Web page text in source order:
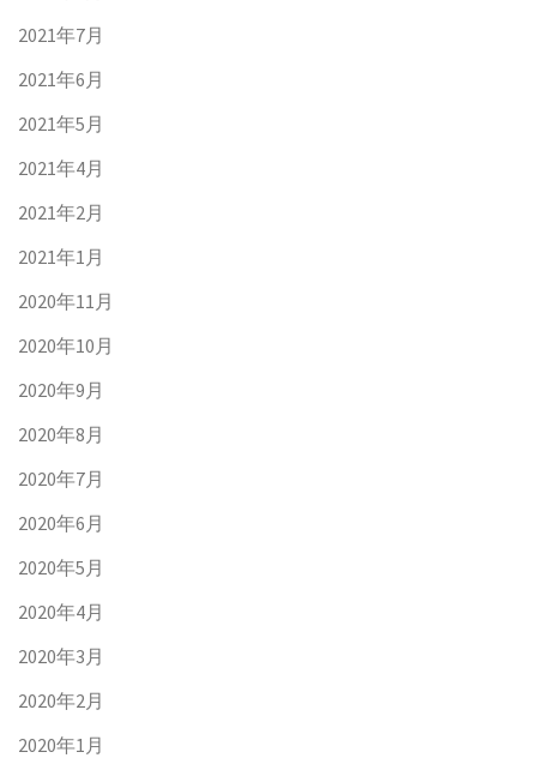
2021年7月
2021年6月
2021年5月
2021年4月
2021年2月
2021年1月
2020年11月
2020年10月
2020年9月
2020年8月
2020年7月
2020年6月
2020年5月
2020年4月
2020年3月
2020年2月
2020年1月